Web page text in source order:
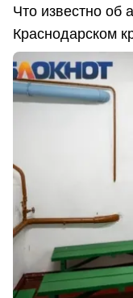
Что известно об
Краснодарском